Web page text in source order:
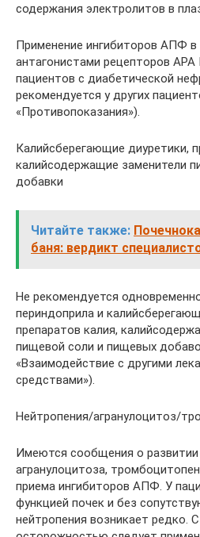
содержания электролитов в
Применение ингибиторов АПФ в
антагонистами рецепторов АРА
пациентов с диабетической
рекомендуется у других
«Противопоказания»).
Калийсберегающие диуретики,
калийсодержащие заменители
добавки
Читайте также:
баня: вердикт
Не рекомендуется
периндоприла и
препаратов калия,
пищевой соли и пищевых
«Взаимодействие с другими
средствами»).
Нейтропения/агранулоцитоз/
Имеются сообщения о
агранулоцитоза,
приема ингибиторов АПФ. У
функцией почек и без
нейтропения возникает редко.